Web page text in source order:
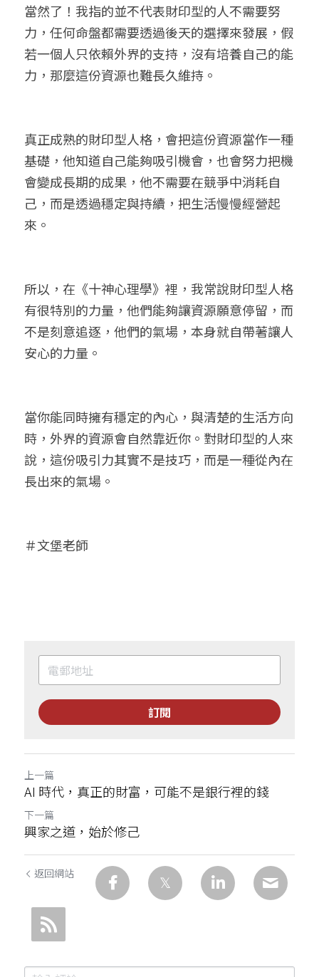
當然了！我指的並不代表財印型的人不需要努
力，任何命盤都需要透過後天的選擇來發展，假
若一個人只依賴外界的支持，沒有培養自己的能
力，那麼這份資源也難長久維持。
真正成熟的財印型人格，會把這份資源當作一種
基礎，他知道自己能夠吸引機會，也會努力把機
會變成長期的成果，他不需要在競爭中消耗自
己，而是透過穩定與持續，把生活慢慢經營起
來。
所以，在《十神心理學》裡，我常說財印型人格
有很特別的力量，他們能夠讓資源願意停留，而
不是刻意追逐，他們的氣場，本身就自帶著讓人
安心的力量。
當你能同時擁有穩定的內心，與清楚的生活方向
時，外界的資源會自然靠近你。對財印型的人來
說，這份吸引力其實不是技巧，而是一種從內在
長出來的氣場。
＃文堡老師
訂閱
上一篇
AI 時代，真正的財富，可能不是銀行裡的錢
下一篇
興家之道，始於修己
返回網站